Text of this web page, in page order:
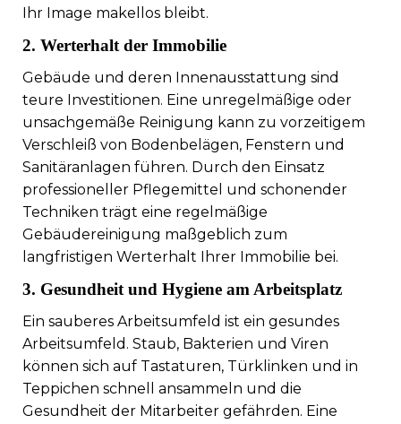
Ihr Image makellos bleibt.
2. Werterhalt der Immobilie
Gebäude und deren Innenausstattung sind
teure Investitionen. Eine unregelmäßige oder
unsachgemäße Reinigung kann zu vorzeitigem
Verschleiß von Bodenbelägen, Fenstern und
Sanitäranlagen führen. Durch den Einsatz
professioneller Pflegemittel und schonender
Techniken trägt eine regelmäßige
Gebäudereinigung maßgeblich zum
langfristigen Werterhalt Ihrer Immobilie bei.
3. Gesundheit und Hygiene am Arbeitsplatz
Ein sauberes Arbeitsumfeld ist ein gesundes
Arbeitsumfeld. Staub, Bakterien und Viren
können sich auf Tastaturen, Türklinken und in
Teppichen schnell ansammeln und die
Gesundheit der Mitarbeiter gefährden. Eine